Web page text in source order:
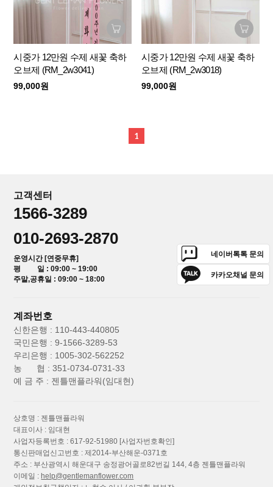
시중가 12만원 수제 새꽃 축하
오브제 (RM_2w3041)
99,000원
시중가 12만원 수제 새꽃 축하
오브제 (RM_2w3018)
99,000원
1
고객센터
1566-3289
010-2693-2870
운영시간 [연중무휴]
평 일 : 09:00 ~ 19:00
주말,공휴일 : 09:00 ~ 18:00
네이버톡톡 문의
카카오채널 문의
계좌번호
신한은행 : 110-443-440805
국민은행 : 9-1566-3289-53
우리은행 : 1005-302-562252
농 협 : 351-0734-0731-33
예 금 주 : 젠틀맨플라워(임대현)
상호명 : 젠틀맨플라워
대표이사 : 임대현
사업자등록번호 : 617-92-51980 [사업자번호확인]
통신판매업신고번호 : 제2014-부산해운-0371호
주소 : 부산광역시 해운대구 송정광어골로82번길 144, 4층 젠틀맨플라워
이메일 : help@gentlemanflower.com